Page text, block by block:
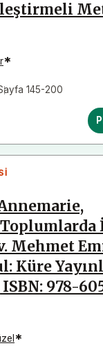
*
145-200
Mehmet
Küre
ISBN: 978-
*